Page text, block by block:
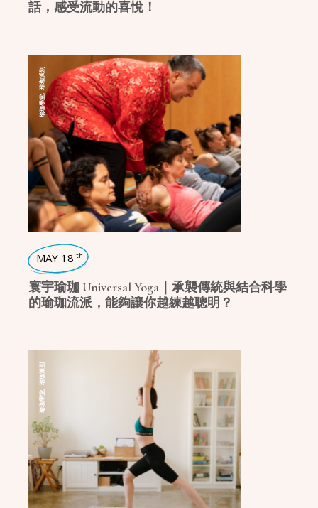
話，感受流動的喜悅！
瑜珈學堂
瑜珈派別
MAY 18 th
寰宇瑜珈 Universal Yoga｜承襲傳統與結合科學
的瑜珈流派，能夠讓你越練越聰明？
瑜珈學堂
瑜珈派別